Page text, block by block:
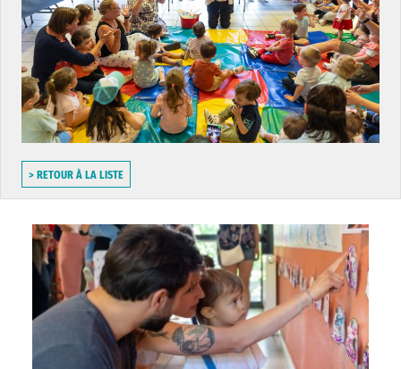
> RETOUR À LA LISTE